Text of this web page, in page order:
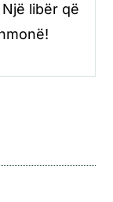
libër që